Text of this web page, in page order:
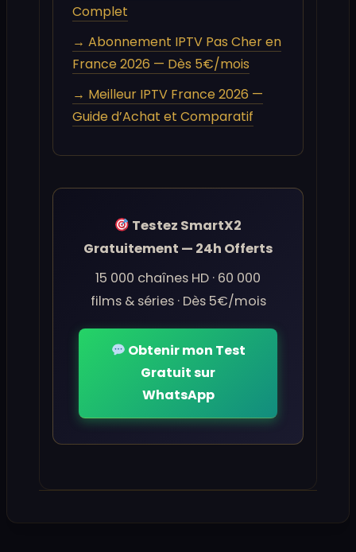
Complet
→ Abonnement IPTV Pas Cher en
France 2026 — Dès 5€/mois
→ Meilleur IPTV France 2026 —
Guide d’Achat et Comparatif
Testez SmartX2
Gratuitement — 24h Offerts
15 000 chaînes HD · 60 000
films & séries · Dès 5€/mois
Obtenir mon Test
Gratuit sur
WhatsApp